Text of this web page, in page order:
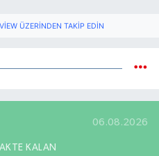
ÜZERINDEN TAKIP EDIN
06.08.2026
KALAN